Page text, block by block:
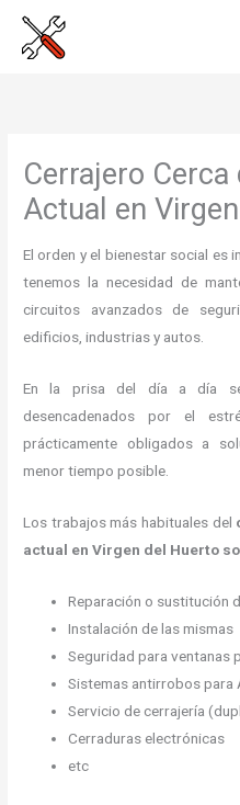
Cerrajero
Actual en
El orden y el bienestar social es
tenemos la necesidad de
circuitos avanzados de
edificios, industrias y autos.
En la prisa del día a día se
desencadenados por el
prácticamente obligados a
menor tiempo posible.
Los trabajos más habituales del
actual en Virgen del Huerto
Reparación o sustitución
Instalación de las mismas
Seguridad para ventanas
Sistemas antirrobos para
Servicio de cerrajería
Cerraduras electrónicas
etc